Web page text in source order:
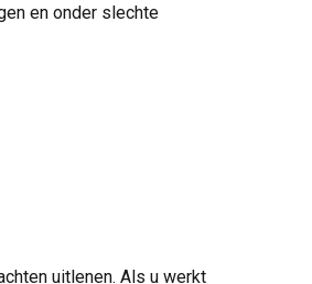
en onder slechte
uitlenen. Als u werkt